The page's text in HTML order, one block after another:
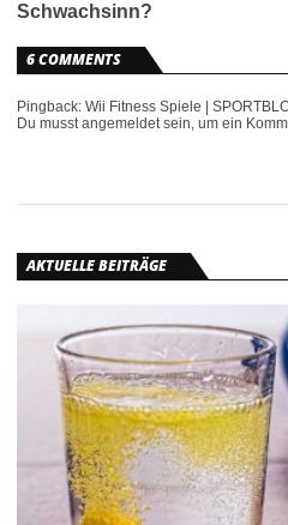
Schwachsinn?
6 COMMENTS
Pingback: Wii Fitness Spiele |
Du musst angemeldet sein, um ein
AKTUELLE BEITRÄGE